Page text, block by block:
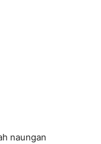
naungan